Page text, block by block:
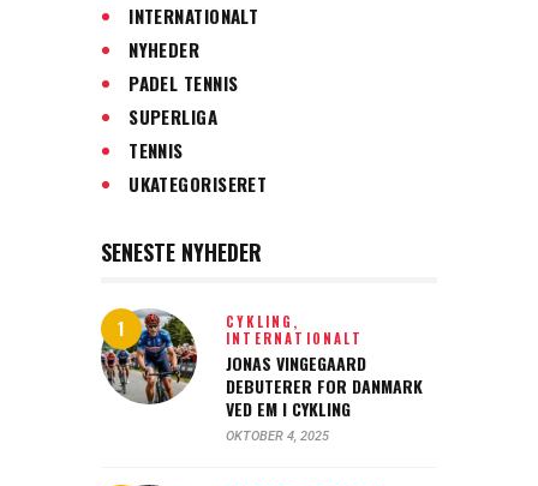
INTERNATIONALT
NYHEDER
PADEL TENNIS
SUPERLIGA
TENNIS
UKATEGORISERET
SENESTE NYHEDER
CYKLING,
INTERNATIONALT
JONAS VINGEGAARD
DEBUTERER FOR DANMARK
VED EM I CYKLING
OKTOBER 4, 2025